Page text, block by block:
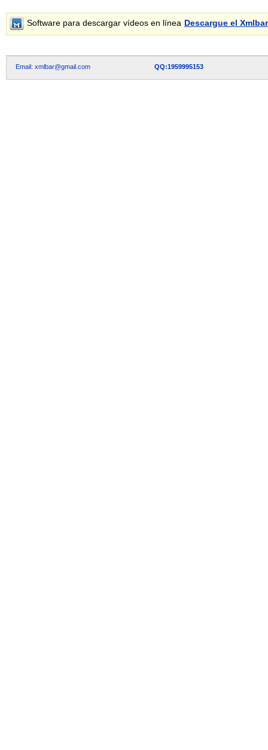
Software para descargar vídeos en línea Descargue el
Email: xmlbar@gmail.com QQ:1959995153